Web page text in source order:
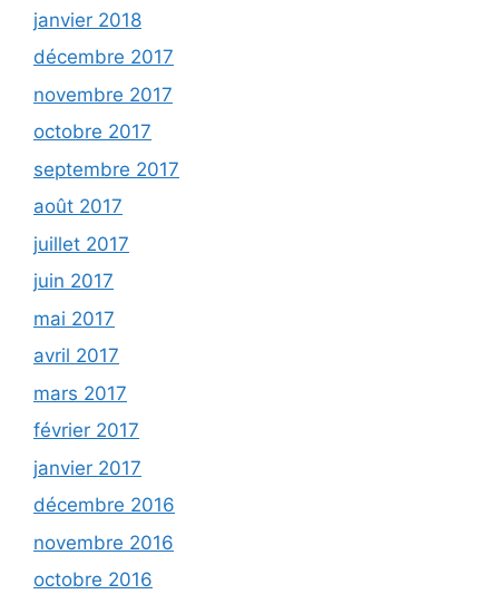
janvier 2018
décembre 2017
novembre 2017
octobre 2017
septembre 2017
août 2017
juillet 2017
juin 2017
mai 2017
avril 2017
mars 2017
février 2017
janvier 2017
décembre 2016
novembre 2016
octobre 2016